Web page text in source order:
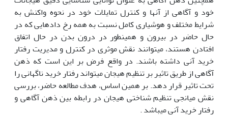
خود و آگاهی از آنها و کنترل تمایلات خود در نحوه واکنش به
شرایط مختلف و هوشیاری کامل نسبت به همه رخ دادهایی که در
حال حاضر در بیرون و همینطور در درون بدن در حال اتفاق
افتادن هستند، می­توانند نقش موثری در کنترل و مدیریت رفتار
خرید آنی داشته باشند. در واقع فرض بر این است که ذهن
آگاهی از طریق تاثیر بر تنظیم هیجان می­تواند رفتار خرید ناگهانی را
تحت تاثیر قرار دهد. بر همین اساس، هدف مطالعه حاضر، بررسی
نقش میانجی تنظیم شناختی هیجان در رابطه بین ذهن آگاهی و
رفتار خرید آنی می­باشد .